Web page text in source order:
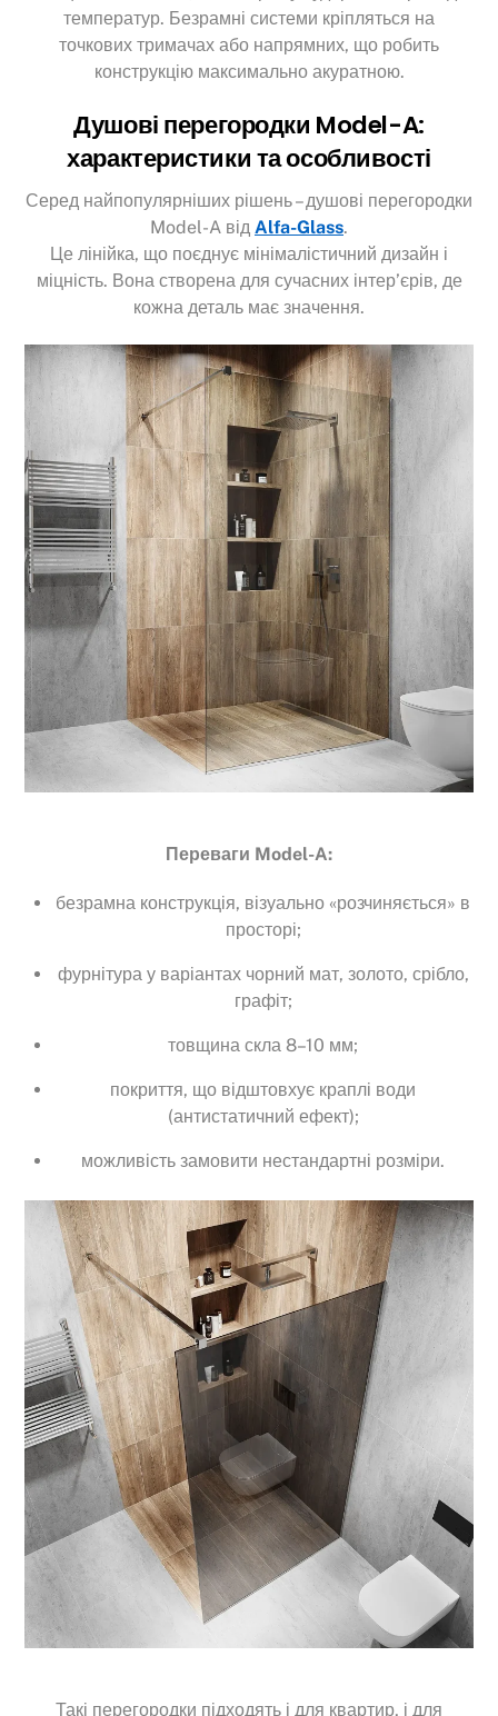
температур. Безрамні системи кріпляться на
точкових тримачах або напрямних, що робить
конструкцію максимально акуратною.
Душові перегородки Model-A:
характеристики та особливості
Серед найпопулярніших рішень – душові перегородки
Model-A від Alfa-Glass.
Це лінійка, що поєднує мінімалістичний дизайн і
міцність. Вона створена для сучасних інтер’єрів, де
кожна деталь має значення.
Переваги Model-A:
безрамна конструкція, візуально «розчиняється» в
просторі;
фурнітура у варіантах чорний мат, золото, срібло,
графіт;
товщина скла 8–10 мм;
покриття, що відштовхує краплі води
(антистатичний ефект);
можливість замовити нестандартні розміри.
Такі перегородки підходять і для квартир, і для